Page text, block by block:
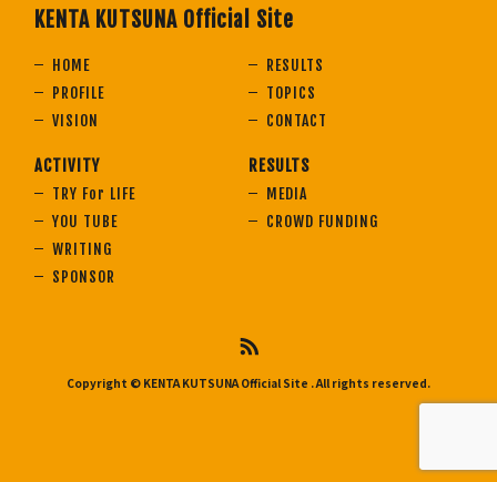
KENTA KUTSUNA Official Site
HOME
PROFILE
VISION
RESULTS
TOPICS
CONTACT
ACTIVITY
TRY For LIFE
YOU TUBE
WRITING
SPONSOR
RESULTS
MEDIA
CROWD FUNDING
Copyright © KENTA KUTSUNA Official Site . All rights reserved.